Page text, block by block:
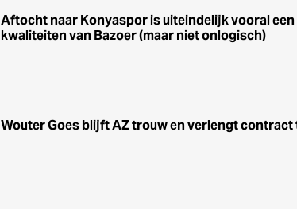
Aftocht naar Konyaspor is uiteindelijk vooral
kwaliteiten van Bazoer (maar niet onlogisch)
Wouter Goes blijft AZ trouw en verlengt contract